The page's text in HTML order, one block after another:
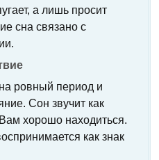
а лишь просит
сна связано с
ровный период и
Сон звучит как
хорошо находиться.
как знак